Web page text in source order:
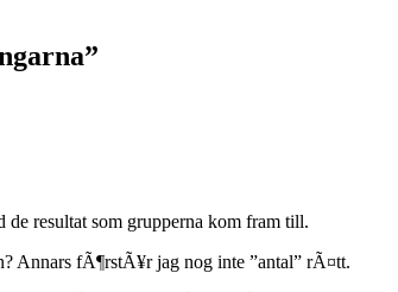
”
resultat som grupperna kom fram till.
Annars fÃ¶rstÃ¥r jag nog inte ”antal” rÃ¤tt.